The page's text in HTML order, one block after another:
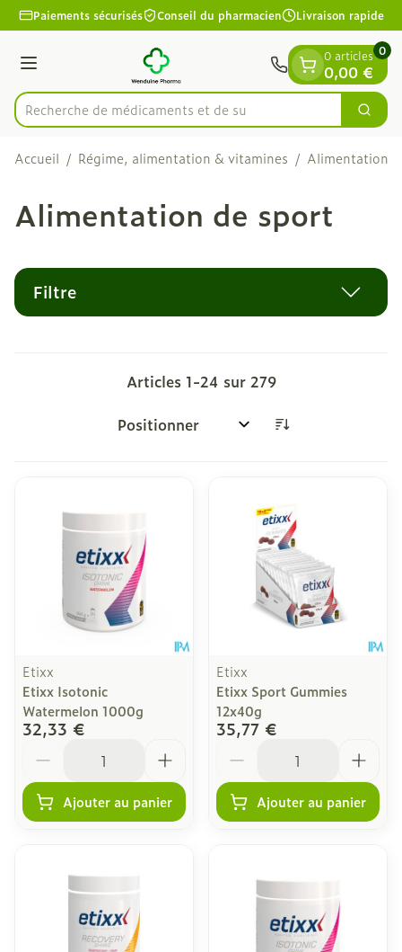
Aller au contenu
1 de 1
Paiements sécurisés Conseil du pharmacien Livraison rapide
Menu
Rechercher
Recherche de
0 articles
0,00 €
0
Accueil / Régime, alimentation & vitamines / Alimentation
Alimentation de sport
Filtre
Articles 1-24 sur 279
Trier par:
Etixx
Etixx Isotonic
Watermelon 1000g
32,33 €
Ajouter au panier
Etixx
Etixx Sport Gummies
12x40g
35,77 €
Ajouter au panier